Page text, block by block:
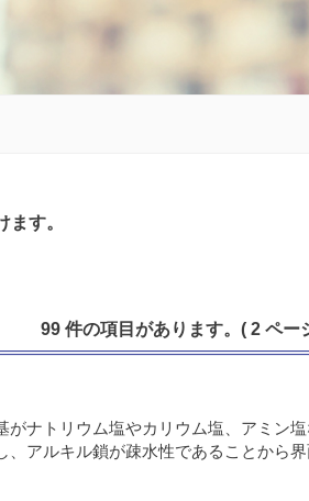
す。
99 件の項目があります。( 2 ペー
ナトリウム塩やカリウム塩、アミン
アルキル鎖が疎水性であることから